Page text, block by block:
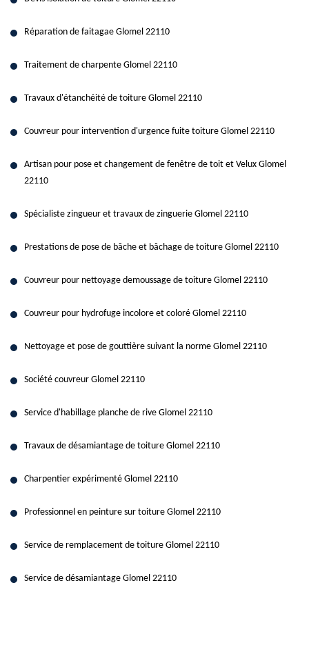
Réparation de faitagae Glomel 22110
Traitement de charpente Glomel 22110
Travaux d'étanchéité de toiture Glomel 22110
Couvreur pour intervention d'urgence fuite toiture Glomel 22110
Artisan pour pose et changement de fenêtre de toit et Velux Glomel
22110
Spécialiste zingueur et travaux de zinguerie Glomel 22110
Prestations de pose de bâche et bâchage de toiture Glomel 22110
Couvreur pour nettoyage demoussage de toiture Glomel 22110
Couvreur pour hydrofuge incolore et coloré Glomel 22110
Nettoyage et pose de gouttière suivant la norme Glomel 22110
Société couvreur Glomel 22110
Service d'habillage planche de rive Glomel 22110
Travaux de désamiantage de toiture Glomel 22110
Charpentier expérimenté Glomel 22110
Professionnel en peinture sur toiture Glomel 22110
Service de remplacement de toiture Glomel 22110
Service de désamiantage Glomel 22110